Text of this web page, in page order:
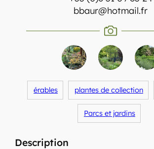
bbaur@hotmail.fr
érables plantes de collection
Parcs et jardins
Description